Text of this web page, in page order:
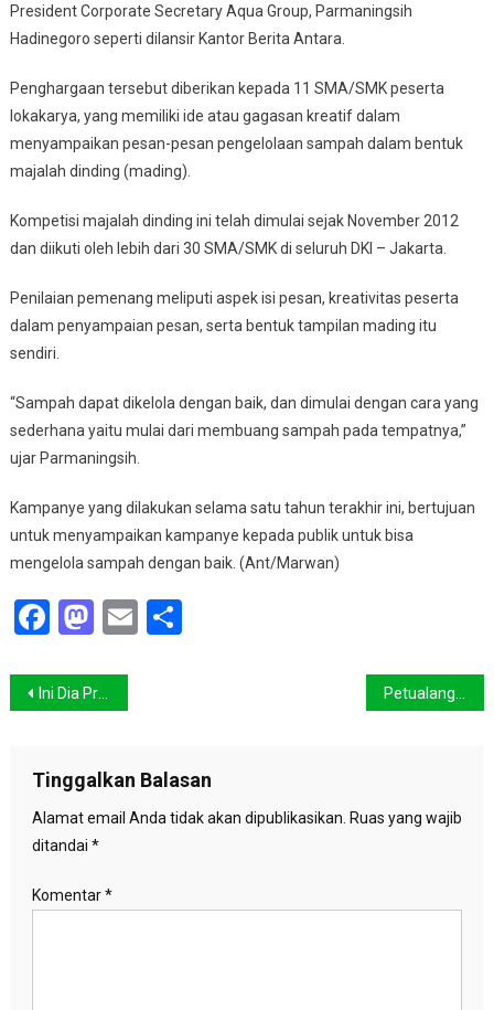
President Corporate Secretary Aqua Group, Parmaningsih
Hadinegoro seperti dilansir Kantor Berita Antara.
Penghargaan tersebut diberikan kepada 11 SMA/SMK peserta
lokakarya, yang memiliki ide atau gagasan kreatif dalam
menyampaikan pesan-pesan pengelolaan sampah dalam bentuk
majalah dinding (mading).
Kompetisi majalah dinding ini telah dimulai sejak November 2012
dan diikuti oleh lebih dari 30 SMA/SMK di seluruh DKI – Jakarta.
Penilaian pemenang meliputi aspek isi pesan, kreativitas peserta
dalam penyampaian pesan, serta bentuk tampilan mading itu
sendiri.
“Sampah dapat dikelola dengan baik, dan dimulai dengan cara yang
sederhana yaitu mulai dari membuang sampah pada tempatnya,”
ujar Parmaningsih.
Kampanye yang dilakukan selama satu tahun terakhir ini, bertujuan
untuk menyampaikan kampanye kepada publik untuk bisa
mengelola sampah dengan baik. (Ant/Marwan)
Facebook
Mastodon
EmailShare
Navigasi
Ini Dia Proyek-proyek Energi Kotor Pemicu Perubahan Iklim
Tinggalkan Balasan
Alamat email Anda tidak akan dipublikasikan. Ruas yang wajib
ditandai *
Komentar*